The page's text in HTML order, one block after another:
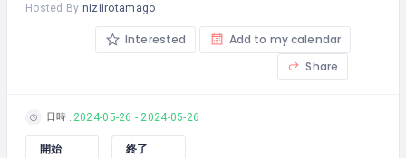
Hosted By niziirotamago
Interested
Add to my calendar
Share
日時 2024-05-26 - 2024-05-26
開始 終了